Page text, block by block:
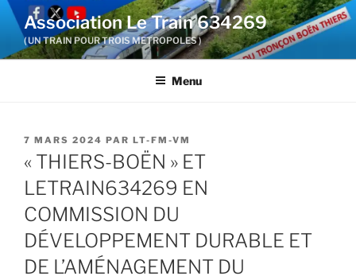
Aller
contenu
Association Le Train 634269
( UN TRAIN POUR TROIS METROPOLES )
Menu
PUBLIÉ
LE
7 MARS 2024 PAR LT-FM-VM
« THIERS-BOËN » ET
LETRAIN634269 EN
COMMISSION DU
DÉVELOPPEMENT DURABLE ET
DE L’AMÉNAGEMENT DU